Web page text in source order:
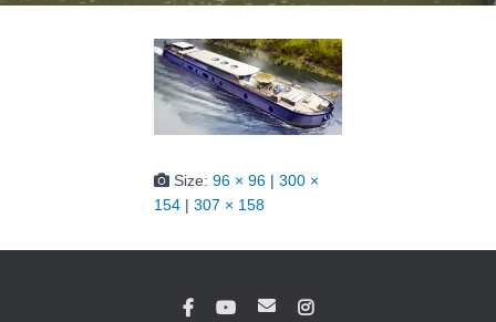
Size: 96 × 96 | 300 ×
154 | 307 × 158